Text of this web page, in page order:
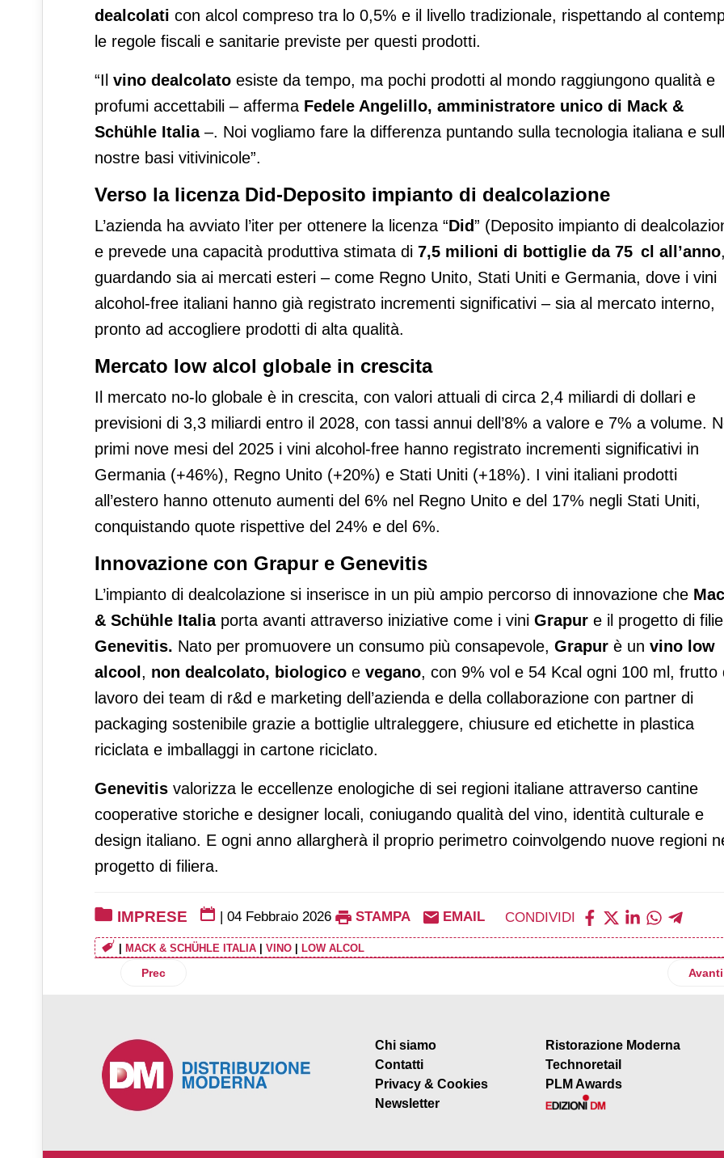
dealcolati con alcol compreso tra lo 0,5% e il livello tradizionale, rispettando al
le regole fiscali e sanitarie previste per questi prodotti.
“Il vino dealcolato esiste da tempo, ma pochi prodotti al mondo raggiungono qualità e
profumi accettabili – afferma Fedele Angelillo, amministratore unico di Mack &
Schühle Italia–. Noi vogliamo fare la differenza puntando sulla tecnologia italiana e
nostre basi vitivinicole”.
Verso la licenza Did-Deposito impianto di dealcolazione
L’azienda ha avviato l’iter per ottenere la licenza “Did” (Deposito impianto di
e prevede una capacità produttiva stimata di 7,5 milioni di bottiglie da 75 cl all’anno
guardando sia ai mercati esteri – come Regno Unito, Stati Uniti e Germania, dove i vini
alcohol-free italiani hanno già registrato incrementi significativi – sia al mercato interno,
pronto ad accogliere prodotti di alta qualità.
Mercato low alcol globale in crescita
Il mercato no-lo globale è in crescita, con valori attuali di circa 2,4 miliardi di dollari e
previsioni di 3,3 miliardi entro il 2028, con tassi annui dell’8% a valore e 7% a volume.
primi nove mesi del 2025 i vini alcohol-free hanno registrato incrementi significativi in
Germania (+46%), Regno Unito (+20%) e Stati Uniti (+18%). I vini italiani prodotti
all’estero hanno ottenuto aumenti del 6% nel Regno Unito e del 17% negli Stati Uniti,
conquistando quote rispettive del 24% e del 6%.
Innovazione con Grapur e Genevitis
L’impianto di dealcolazione si inserisce in un più ampio percorso di innovazione che
& Schühle Italia porta avanti attraverso iniziative come i vini Grapur e il progetto di
Genevitis. Nato per promuovere un consumo più consapevole, Grapur è un vino low
alcool, non dealcolato, biologico e vegano, con 9% vol e 54 Kcal ogni 100 ml, frutto
lavoro dei team di r&d e marketing dell’azienda e della collaborazione con partner di
packaging sostenibile grazie a bottiglie ultraleggere, chiusure ed etichette in plastica
riciclata e imballaggi in cartone riciclato.
Genevitis valorizza le eccellenze enologiche di sei regioni italiane attraverso cantine
cooperative storiche e designer locali, coniugando qualità del vino, identità culturale e
design italiano. E ogni anno allargherà il proprio perimetro coinvolgendo nuove regioni
progetto di filiera.
IMPRESE | 04 Febbraio 2026 STAMPA EMAIL CONDIVIDI
| MACK & SCHÜHLE ITALIA | VINO | LOW ALCOL
Articolo precedente: Dalterfood Group inaugura uno stabilimento di taglio e confezionamento a Parma
Prec Avanti
Chi siamo
Contatti
Privacy & Cookies
Newsletter
Ristorazione Moderna
Technoretail
PLM Awards